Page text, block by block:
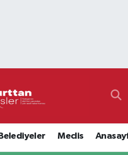
Belediyeler Meclis
ve Fikstür